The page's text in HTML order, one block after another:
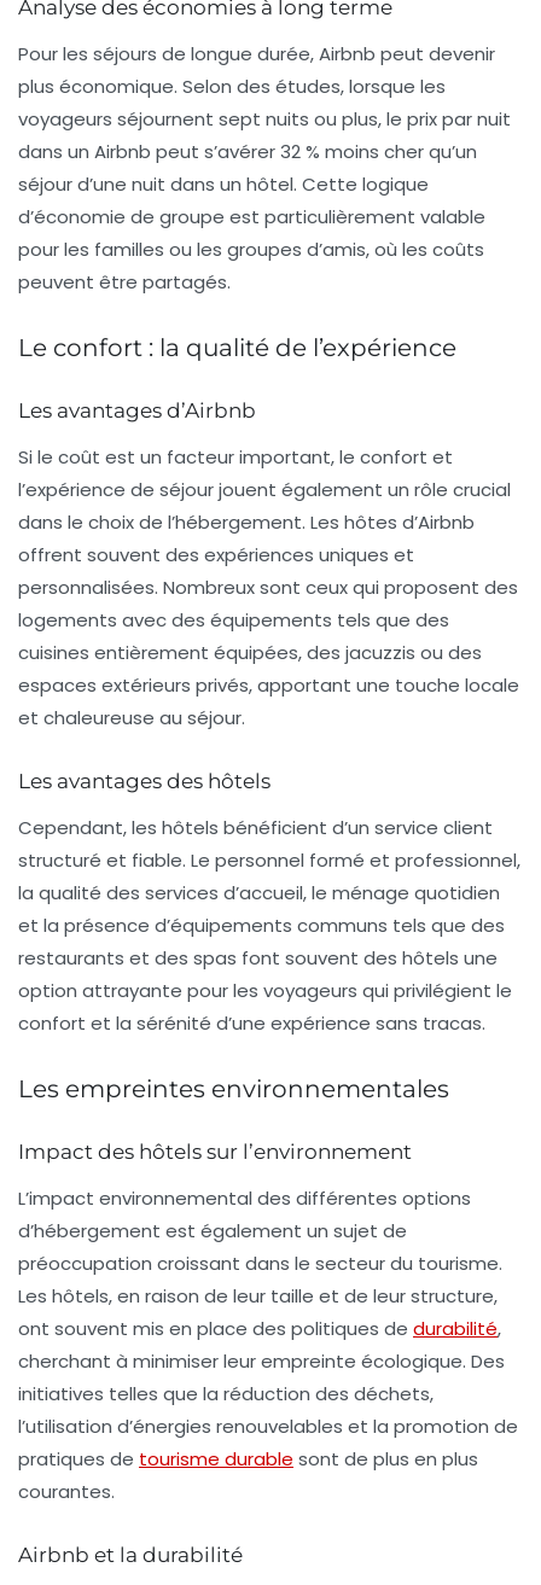
Analyse des économies à long terme
Pour les séjours de longue durée, Airbnb peut devenir
plus économique. Selon des études, lorsque les
voyageurs séjournent sept nuits ou plus, le prix par nuit
dans un Airbnb peut s’avérer 32 % moins cher qu’un
séjour d’une nuit dans un hôtel. Cette logique
d’économie de groupe est particulièrement valable
pour les familles ou les groupes d’amis, où les coûts
peuvent être partagés.
Le confort : la qualité de l’expérience
Les avantages d’Airbnb
Si le coût est un facteur important, le confort et
l’expérience de séjour jouent également un rôle crucial
dans le choix de l’hébergement. Les hôtes d’Airbnb
offrent souvent des expériences uniques et
personnalisées. Nombreux sont ceux qui proposent des
logements avec des équipements tels que des
cuisines entièrement équipées, des jacuzzis ou des
espaces extérieurs privés, apportant une touche locale
et chaleureuse au séjour.
Les avantages des hôtels
Cependant, les hôtels bénéficient d’un service client
structuré et fiable. Le personnel formé et professionnel,
la qualité des services d’accueil, le ménage quotidien
et la présence d’équipements communs tels que des
restaurants et des spas font souvent des hôtels une
option attrayante pour les voyageurs qui privilégient le
confort et la sérénité d’une expérience sans tracas.
Les empreintes environnementales
Impact des hôtels sur l’environnement
L’impact environnemental des différentes options
d’hébergement est également un sujet de
préoccupation croissant dans le secteur du tourisme.
Les hôtels, en raison de leur taille et de leur structure,
ont souvent mis en place des politiques de durabilité,
cherchant à minimiser leur empreinte écologique. Des
initiatives telles que la réduction des déchets,
l’utilisation d’énergies renouvelables et la promotion de
pratiques de tourisme durable sont de plus en plus
courantes.
Airbnb et la durabilité